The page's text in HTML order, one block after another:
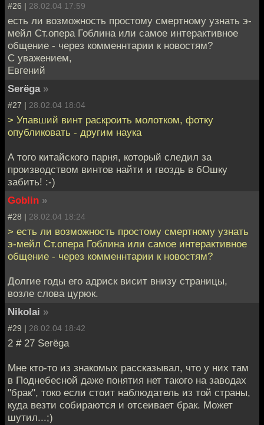
#26 | 28.02.04 17:59
есть ли возможность простому смертному узнать э-
мейл Ст.опера Гоблина или самое интерактивное
общение - через комменнтарии к новостям?
С уважением,
Евгений
Serёga »
#27 | 28.02.04 18:04
> Упавший винт раскроить молотком, фотку
опубликовать - другим наука
А того китайского парня, который следил за
производством винтов найти и гвоздь в бОшку
забить! :-)
Goblin »
#28 | 28.02.04 18:24
> есть ли возможность простому смертному узнать
э-мейл Ст.опера Гоблина или самое интерактивное
общение - через комменнтарии к новостям?
Долгие годы его адриск висит внизу страницы,
возле слова цурюк.
Nikolai »
#29 | 28.02.04 18:42
2 # 27 Serёga
Мне кто-то из знакомых рассказывал, что у них там
в Поднебесной даже понятия нет такого на заводах
"брак", токо если стоит наблюдатель из той страны,
куда везти собираются и отсеивает брак. Может
шутил...;)